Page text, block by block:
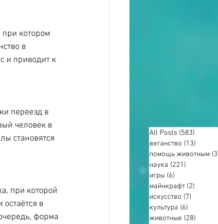
котором
в
и приводит к
переезд в
человек в
становятся
при которой
в
форма
All Posts (583)
веганство (13)
помощь животным
наука (221)
игры (6)
майнкрафт (2)
искусство (7)
культура (6)
животные (28)